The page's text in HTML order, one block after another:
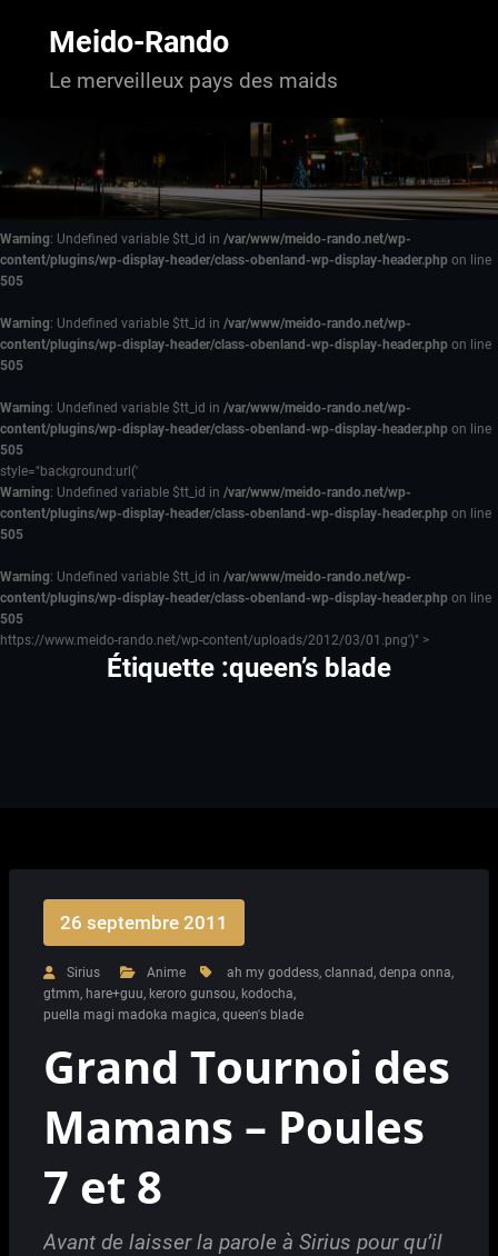
Meido-Rando
Le merveilleux pays des maids
Warning: Undefined variable $tt_id in /var/www/meido-rando.net/wp-
content/plugins/wp-display-header/class-obenland-wp-display-header.php on line
505
Warning: Undefined variable $tt_id in /var/www/meido-rando.net/wp-
content/plugins/wp-display-header/class-obenland-wp-display-header.php on line
505
Warning: Undefined variable $tt_id in /var/www/meido-rando.net/wp-
content/plugins/wp-display-header/class-obenland-wp-display-header.php on line
505
style="background:url('
Warning: Undefined variable $tt_id in /var/www/meido-rando.net/wp-
content/plugins/wp-display-header/class-obenland-wp-display-header.php on line
505
Warning: Undefined variable $tt_id in /var/www/meido-rando.net/wp-
content/plugins/wp-display-header/class-obenland-wp-display-header.php on line
505
https://www.meido-rando.net/wp-content/uploads/2012/03/01.png')" >
Étiquette :queen’s blade
26 septembre 2011
Sirius Anime ah my goddess, clannad, denpa onna,
gtmm, hare+guu, keroro gunsou, kodocha,
puella magi madoka magica, queen's blade
Grand Tournoi des
Mamans – Poules
7 et 8
Avant de laisser la parole à Sirius pour qu’il